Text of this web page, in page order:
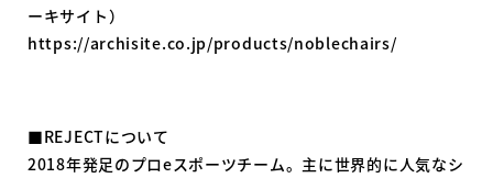
ーキサイト）
https://archisite.co.jp/products/noblechairs/
■REJECTについて
2018年発足のプロeスポーツチーム。主に世界的に人気なシ